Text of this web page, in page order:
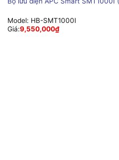
Model: HB-SMT1000I
Giá:9,550,000₫